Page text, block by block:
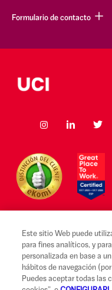
Formulario de contacto
Aviso legal y Condiciones de uso
Este sitio Web puede
para fines analíticos, y
personalizada en base a
hábitos de navegación
Puedes aceptar todas las